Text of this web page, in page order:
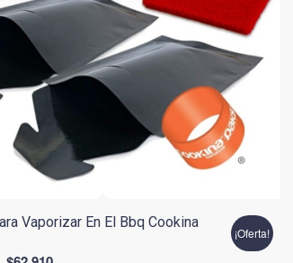
Vaporizar En El Bbq Cookina
¡Oferta!